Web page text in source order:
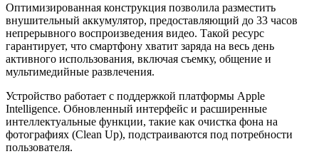
Оптимизированная конструкция позволила разместить
внушительный аккумулятор, предоставляющий до 33 часов
непрерывного воспроизведения видео. Такой ресурс
гарантирует, что смартфону хватит заряда на весь день
активного использования, включая съемку, общение и
мультимедийные развлечения.
Устройство работает с поддержкой платформы Apple
Intelligence. Обновленный интерфейс и расширенные
интеллектуальные функции, такие как очистка фона на
фотографиях (Clean Up), подстраиваются под потребности
пользователя.